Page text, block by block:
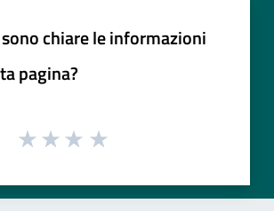
chiare le informazioni
pagina?